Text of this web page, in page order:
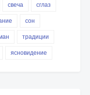
свеча
сглаз
сон
традиции
ясновидение